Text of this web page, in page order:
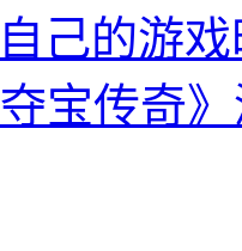
己的游
宝传奇